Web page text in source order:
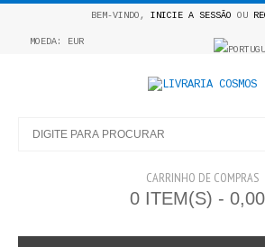
BEM-VINDO, INICIE A SESSÃO OU
MOEDA: EUR
CARRINHO DE COMPRAS
0 ITEM(S) -